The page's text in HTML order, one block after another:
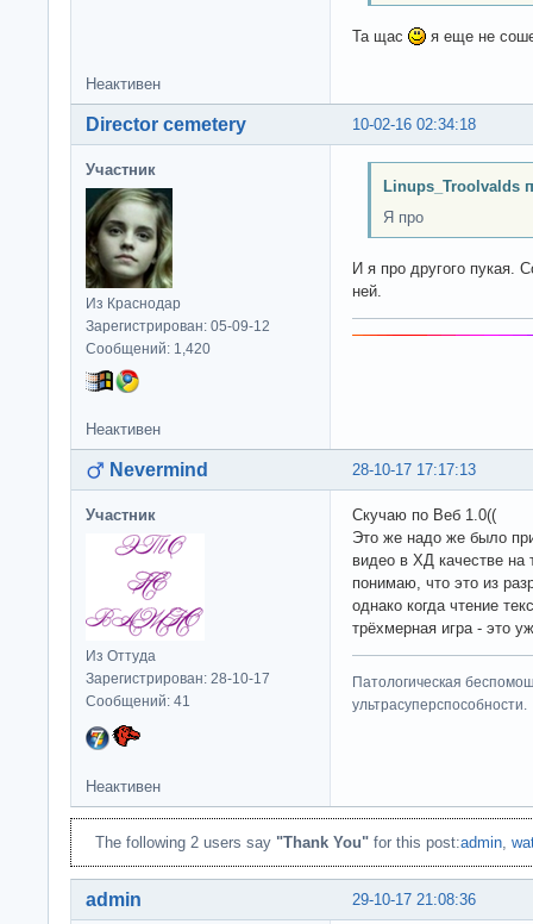
Та щас я еще не
Неактивен
10-02-16 02:34:18
Director cemetery
Участник
Из Краснодар
Зарегистрирован: 05-09-12
Сообщений: 1,420
Linups_Troolvalds
Я про
И я про другого пукая.
ней.
Неактивен
28-10-17 17:17:13
Nevermind
Участник
Из Оттуда
Зарегистрирован: 28-10-17
Сообщений: 41
Скучаю по Веб 1.0((
Это же надо же было
видео в ХД качестве на
понимаю, что это из
однако когда чтение
трёхмерная игра - это
Патологическая
ультрасуперспособности.
Неактивен
The following 2 users say "Thank You" for this post:admin,
29-10-17 21:08:36
admin